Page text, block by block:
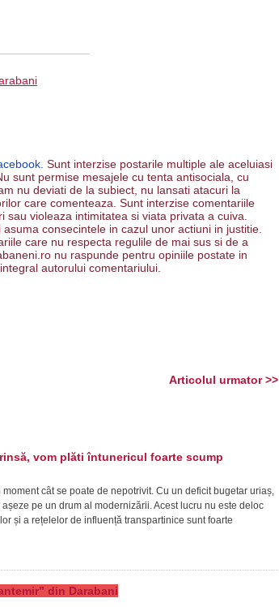
Sunt interzise postarile multiple ale aceluiasi
sunt permise mesajele cu tenta antisociala, cu
nu deviati de la subiect, nu lansati atacuri la
care comenteaza. Sunt interzise comentariile
violeaza intimitatea si viata privata a cuiva.
consecintele in cazul unor actiuni in justitie.
care nu respecta regulile de mai sus si de a
nu raspunde pentru opiniile postate in
autorului comentariului.
Articolul urmator >>
vom plăti întunericul foarte scump
cât se poate de nepotrivit. Cu un deficit bugetar uriaș,
pe un drum al modernizării. Acest lucru nu este deloc
și a rețelelor de influență transpartinice sunt foarte
din Darabani